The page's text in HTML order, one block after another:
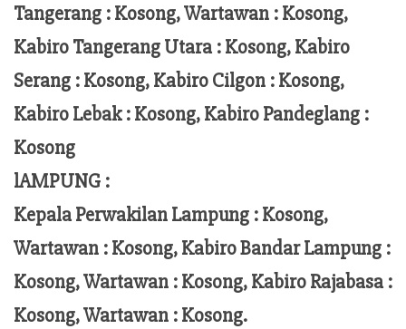
Tangerang :Kosong, Wartawan : Kosong,
Kabiro Tangerang Utara : Kosong, Kabiro
Serang : Kosong, Kabiro Cilgon : Kosong,
Kabiro Lebak : Kosong, Kabiro Pandeglang :
Kosong
lAMPUNG :
Kepala Perwakilan Lampung :Kosong,
Wartawan : Kosong, Kabiro Bandar Lampung :
Kosong, Wartawan : Kosong, Kabiro Rajabasa :
Kosong, Wartawan : Kosong.